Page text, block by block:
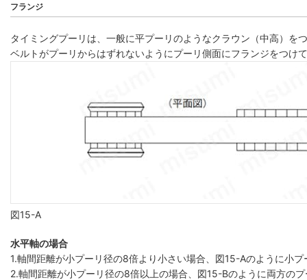
フランジ
タイミングプーリは、一般に平プーリのようなクラウン（中高）
ベルトがプーリからはずれないようにプーリ側面にフランジをつけ
図15-A
水平軸の場合
1.軸間距離が小プーリ径の8倍より小さい場合、図15-Aのように小
2.軸間距離が小プーリ径の8倍以上の場合、図15-Bのように両方の